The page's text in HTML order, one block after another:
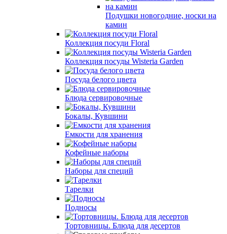
Подушки новогодние, носки на
камин
Коллекция посуди Floral
Коллекция посуды Wisteria Garden
Посуда белого цвета
Блюда сервировочные
Бокалы, Кувшини
Емкости для хранения
Кофейные наборы
Наборы для специй
Тарелки
Подносы
Тортовницы. Блюда для десертов